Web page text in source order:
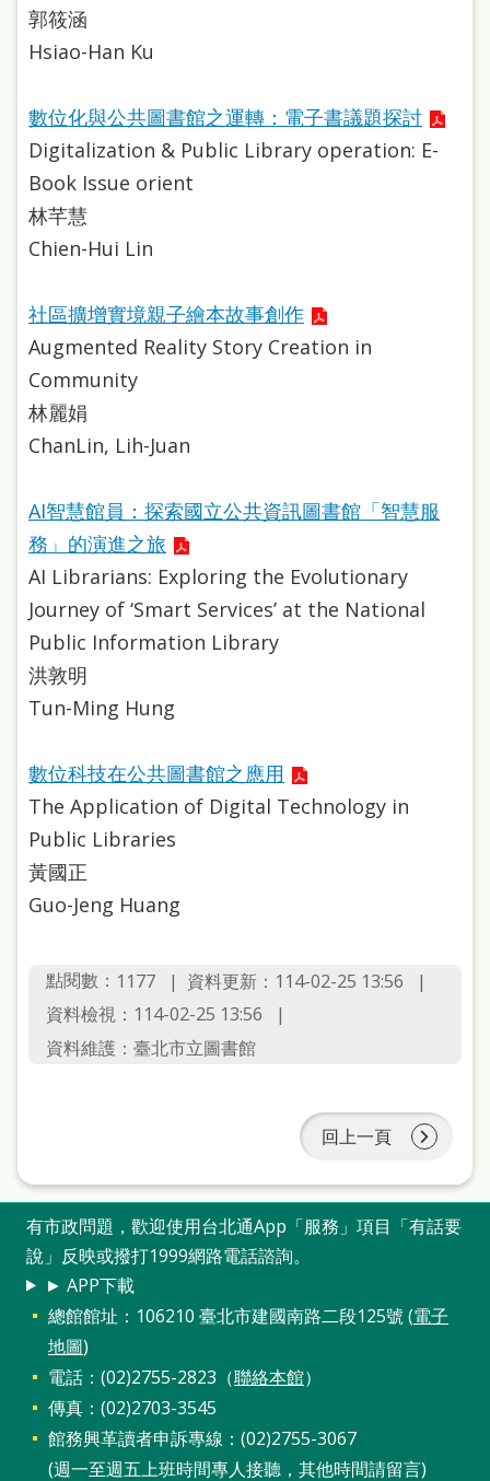
雙
語
彙
北
通
情
系
統
English
本
語
隱
私
權
及
站
安
全
政
策
放
宣
著
權
郭筱涵
Hsiao-Han Ku
數位化與公共圖書館之運轉：電子書議題探討
Digitalization & Public Library operation: E-
Book Issue orient
林芊慧
Chien-Hui Lin
社區擴增實境親子繪本故事創作
Augmented Reality Story Creation in
Community
林麗娟
ChanLin, Lih-Juan
AI智慧館員：探索國立公共資訊圖書館「智慧服
務」的演進之旅
AI Librarians: Exploring the Evolutionary
Journey of ‘Smart Services’ at the National
Public Information Library
洪敦明
Tun-Ming Hung
數位科技在公共圖書館之應用
The Application of Digital Technology in
Public Libraries
黃國正
Guo-Jeng Huang
點閱數： 1177
資料更新：114-02-25 13:56
資料檢視：114-02-25 13:56
資料維護：臺北市立圖書館
回上一頁
有市政問題，歡迎使用台北通App「服務」項目「有話要
說」反映或撥打1999網路電話諮詢。
► APP下載
總館館址：106210 臺北市建國南路二段125號 (電子
地圖)
電話：(02)2755-2823（聯絡本館）
傳真：(02)2703-3545
館務興革讀者申訴專線：(02)2755-3067
(週一至週五上班時間專人接聽，其他時間請留言)